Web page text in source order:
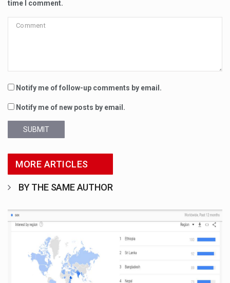
time I comment.
Notify me of follow-up comments by email.
Notify me of new posts by email.
SUBMIT
MORE ARTICLES
BY THE SAME AUTHOR